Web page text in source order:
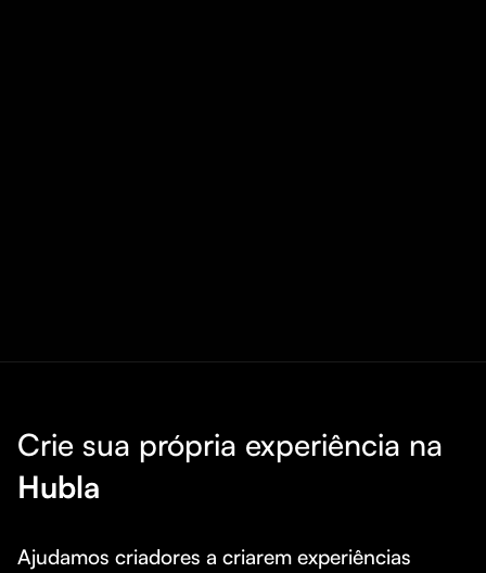
Crie sua própria experiência na
Hubla
Ajudamos criadores a criarem experiências